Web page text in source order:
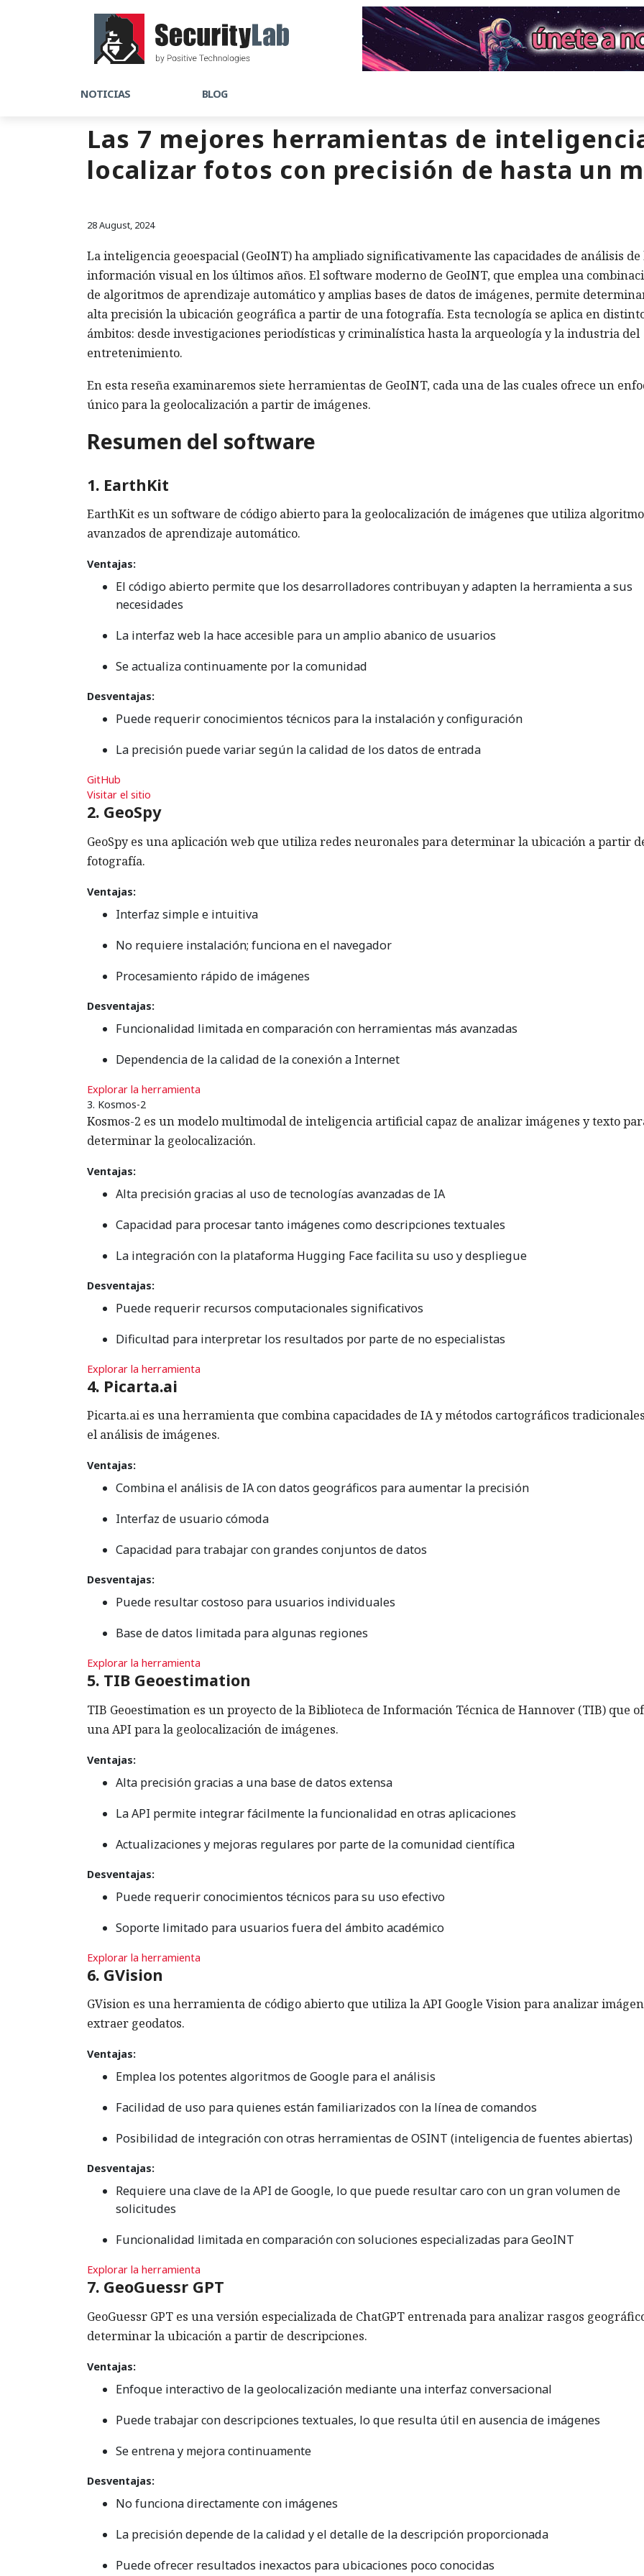
NOTICIAS BLOG
Las 7 mejores herramientas de
localizar fotos con precisión de hasta un
28 August, 2024
La inteligencia geoespacial (GeoINT) ha ampliado significativamente las capacidades de análisis de
información visual en los últimos años. El software moderno de GeoINT, que emplea una
de algoritmos de aprendizaje automático y amplias bases de datos de imágenes, permite
alta precisión la ubicación geográfica a partir de una fotografía. Esta tecnología se aplica en
ámbitos: desde investigaciones periodísticas y criminalística hasta la arqueología y la industria del
entretenimiento.
En esta reseña examinaremos siete herramientas de GeoINT, cada una de las cuales ofrece un
único para la geolocalización a partir de imágenes.
Resumen del software
1. EarthKit
EarthKit es un software de código abierto para la geolocalización de imágenes que utiliza
avanzados de aprendizaje automático.
Ventajas:
El código abierto permite que los desarrolladores contribuyan y adapten la herramienta a sus
necesidades
La interfaz web la hace accesible para un amplio abanico de usuarios
Se actualiza continuamente por la comunidad
Desventajas:
Puede requerir conocimientos técnicos para la instalación y configuración
La precisión puede variar según la calidad de los datos de entrada
GitHub
Visitar el sitio
2. GeoSpy
GeoSpy es una aplicación web que utiliza redes neuronales para determinar la ubicación a partir
fotografía.
Ventajas:
Interfaz simple e intuitiva
No requiere instalación; funciona en el navegador
Procesamiento rápido de imágenes
Desventajas:
Funcionalidad limitada en comparación con herramientas más avanzadas
Dependencia de la calidad de la conexión a Internet
Explorar la herramienta
3. Kosmos-2
Kosmos-2 es un modelo multimodal de inteligencia artificial capaz de analizar imágenes y texto
determinar la geolocalización.
Ventajas:
Alta precisión gracias al uso de tecnologías avanzadas de IA
Capacidad para procesar tanto imágenes como descripciones textuales
La integración con la plataforma Hugging Face facilita su uso y despliegue
Desventajas:
Puede requerir recursos computacionales significativos
Dificultad para interpretar los resultados por parte de no especialistas
Explorar la herramienta
4. Picarta.ai
Picarta.ai es una herramienta que combina capacidades de IA y métodos cartográficos
el análisis de imágenes.
Ventajas:
Combina el análisis de IA con datos geográficos para aumentar la precisión
Interfaz de usuario cómoda
Capacidad para trabajar con grandes conjuntos de datos
Desventajas:
Puede resultar costoso para usuarios individuales
Base de datos limitada para algunas regiones
Explorar la herramienta
5. TIB Geoestimation
TIB Geoestimation es un proyecto de la Biblioteca de Información Técnica de Hannover (TIB) que
una API para la geolocalización de imágenes.
Ventajas:
Alta precisión gracias a una base de datos extensa
La API permite integrar fácilmente la funcionalidad en otras aplicaciones
Actualizaciones y mejoras regulares por parte de la comunidad científica
Desventajas:
Puede requerir conocimientos técnicos para su uso efectivo
Soporte limitado para usuarios fuera del ámbito académico
Explorar la herramienta
6. GVision
GVision es una herramienta de código abierto que utiliza la API Google Vision para analizar
extraer geodatos.
Ventajas:
Emplea los potentes algoritmos de Google para el análisis
Facilidad de uso para quienes están familiarizados con la línea de comandos
Posibilidad de integración con otras herramientas de OSINT (inteligencia de fuentes abiertas)
Desventajas:
Requiere una clave de la API de Google, lo que puede resultar caro con un gran volumen de
solicitudes
Funcionalidad limitada en comparación con soluciones especializadas para GeoINT
Explorar la herramienta
7. GeoGuessr GPT
GeoGuessr GPT es una versión especializada de ChatGPT entrenada para analizar rasgos
determinar la ubicación a partir de descripciones.
Ventajas:
Enfoque interactivo de la geolocalización mediante una interfaz conversacional
Puede trabajar con descripciones textuales, lo que resulta útil en ausencia de imágenes
Se entrena y mejora continuamente
Desventajas:
No funciona directamente con imágenes
La precisión depende de la calidad y el detalle de la descripción proporcionada
Puede ofrecer resultados inexactos para ubicaciones poco conocidas